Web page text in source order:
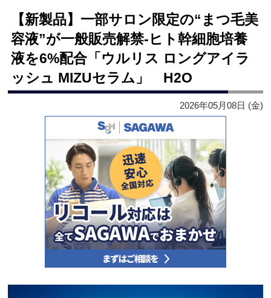
【新製品】一部サロン限定の“まつ毛美
容液”が一般販売解禁‐ヒト幹細胞培養
液を6%配合「ウルリス ロングアイラ
ッシュ MIZUセラム」 H2O
2026年05月08日 (金)